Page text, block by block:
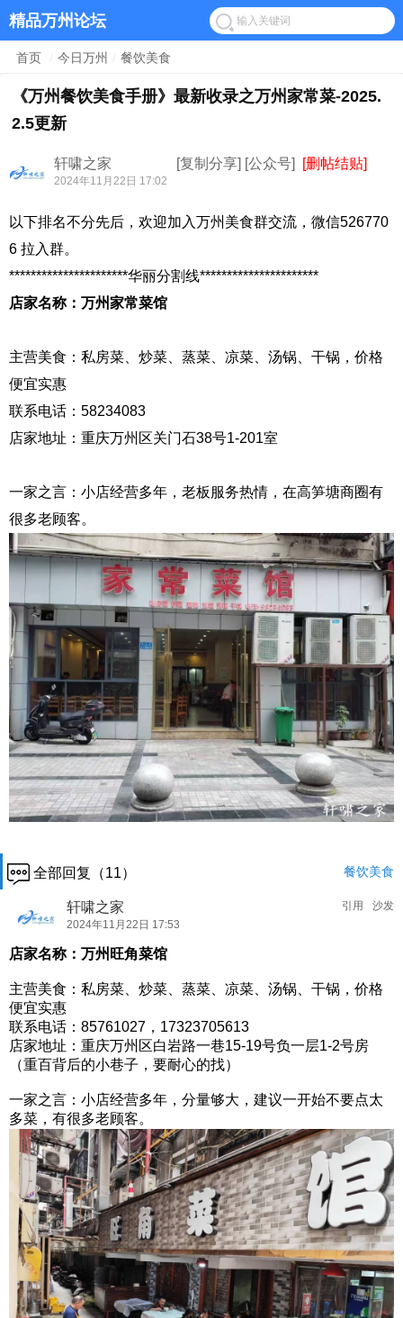
精品万州论坛
首页 今日万州 餐饮美食
《万州餐饮美食手册》最新收录之万州家常菜-2025.
2.5更新
轩啸之家
2024年11月22日 17:02
[复制分享] [公众号] [删帖结贴]
以下排名不分先后，欢迎加入万州美食群交流，微信526770
6 拉入群。
**********************华丽分割线**********************
店家名称：万州家常菜馆
主营美食：私房菜、炒菜、蒸菜、凉菜、汤锅、干锅，价格
便宜实惠
联系电话：58234083
店家地址：重庆万州区关门石38号1-201室
一家之言：小店经营多年，老板服务热情，在高笋塘商圈有
很多老顾客。
全部回复（11） 餐饮美食
轩啸之家
2024年11月22日 17:53
引用 沙发
店家名称：万州旺角菜馆
主营美食：私房菜、炒菜、蒸菜、凉菜、汤锅、干锅，价格
便宜实惠
联系电话：85761027，17323705613
店家地址：重庆万州区白岩路一巷15-19号负一层1-2号房
（重百背后的小巷子，要耐心的找）
一家之言：小店经营多年，分量够大，建议一开始不要点太
多菜，有很多老顾客。